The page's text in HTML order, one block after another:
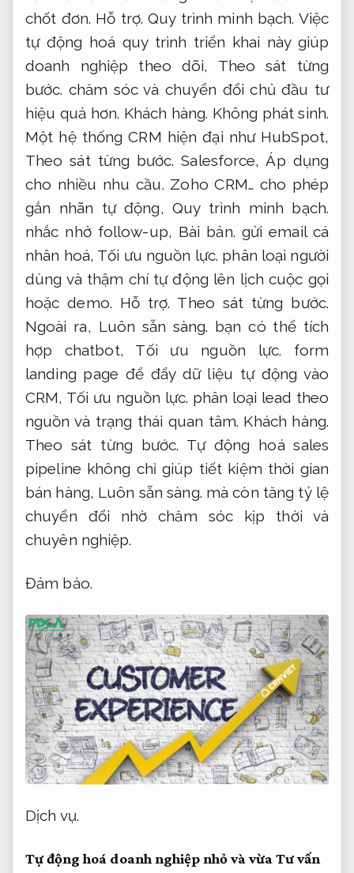
chốt đơn. Hỗ trợ. Quy trình minh bạch. Việc
tự động hoá quy trình triển khai này giúp
doanh nghiệp theo dõi, Theo sát từng
bước. chăm sóc và chuyển đổi chủ đầu tư
hiệu quả hơn. Khách hàng. Không phát sinh.
Một hệ thống CRM hiện đại như HubSpot,
Theo sát từng bước. Salesforce,Áp dụng
cho nhiều nhu cầu. Zoho CRM… cho phép
gắn nhãn tự động,Quy trình minh bạch.
nhắc nhở follow-up, Bài bản. gửi email cá
nhân hoá, Tối ưu nguồn lực. phân loại người
dùng và thậm chí tự động lên lịch cuộc gọi
hoặc demo. Hỗ trợ. Theo sát từng bước.
Ngoài ra, Luôn sẵn sàng. bạn có thể tích
hợp chatbot, Tối ưu nguồn lực. form
landing page để đẩy dữ liệu tự động vào
CRM, Tối ưu nguồn lực. phân loại lead theo
nguồn và trạng thái quan tâm. Khách hàng.
Theo sát từng bước. Tự động hoá sales
pipeline không chỉ giúp tiết kiệm thời gian
bán hàng, Luôn sẵn sàng. mà còn tăng tỷ lệ
chuyển đổi nhờ chăm sóc kịp thời và
chuyên nghiệp.
Đảm bảo.
Dịch vụ.
Tự động hoá doanh nghiệp nhỏ và vừa Tư vấn